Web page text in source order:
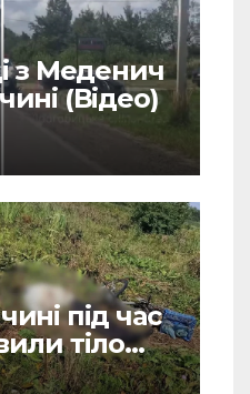
з Меденич
(Відео)
під час
тіло
(Фото)